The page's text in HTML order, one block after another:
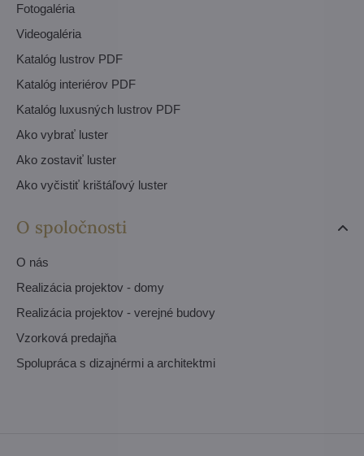
Fotogaléria
Videogaléria
Katalóg lustrov PDF
Katalóg interiérov PDF
Katalóg luxusných lustrov PDF
Ako vybrať luster
Ako zostaviť luster
Ako vyčistiť krištáľový luster
O spoločnosti
O nás
Realizácia projektov - domy
Realizácia projektov - verejné budovy
Vzorková predajňa
Spolupráca s dizajnérmi a architektmi